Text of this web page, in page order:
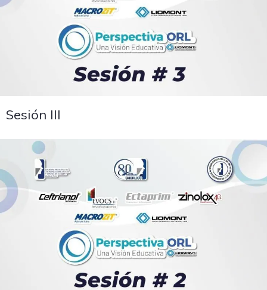
Sesión III